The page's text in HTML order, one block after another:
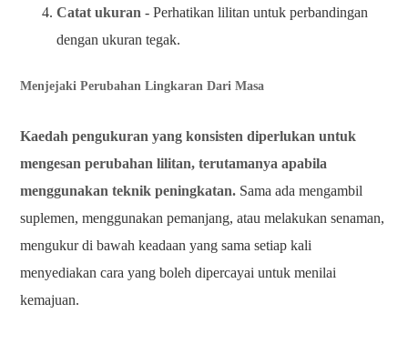
Catat ukuran - Perhatikan lilitan untuk perbandingan
dengan ukuran tegak.
Menjejaki Perubahan Lingkaran Dari Masa
Kaedah pengukuran yang konsisten diperlukan untuk
mengesan perubahan lilitan, terutamanya apabila
menggunakan teknik peningkatan. Sama ada mengambil
suplemen, menggunakan pemanjang, atau melakukan senaman,
mengukur di bawah keadaan yang sama setiap kali
menyediakan cara yang boleh dipercayai untuk menilai
kemajuan.